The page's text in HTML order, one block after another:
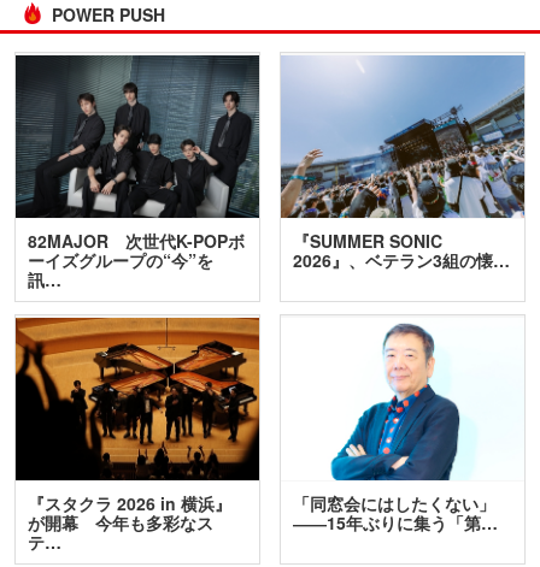
POWER PUSH
82MAJOR 次世代K-POPボ
ーイズグループの“今”を
訊…
『SUMMER SONIC
2026』、ベテラン3組の懐…
『スタクラ 2026 in 横浜』
が開幕 今年も多彩なス
テ…
「同窓会にはしたくない」
――15年ぶりに集う「第…